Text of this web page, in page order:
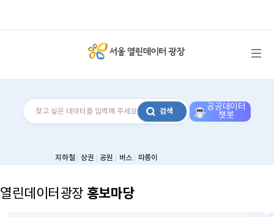
메뉴 열기
검색
지하철 상권 공원 버스 따릉이
공공데이터
챗봇
열린데이터광장 홍보마당